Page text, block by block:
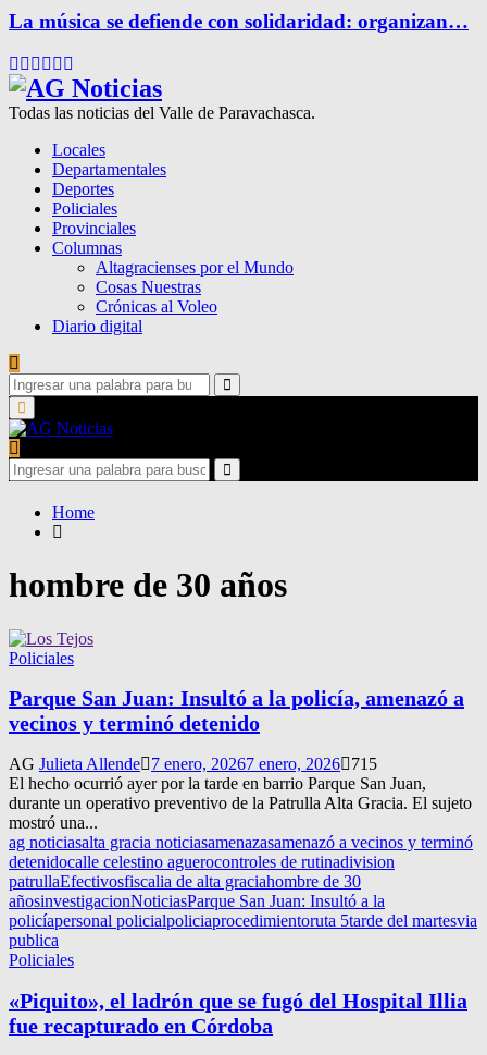
La música se defiende con solidaridad: organizan…
Facebook
Twitter
Instagram
Pinterest
Google
Todas las noticias del Valle de Paravachasca.
Locales
Departamentales
Deportes
Policiales
Provinciales
Columnas
Altagracienses por el Mundo
Cosas Nuestras
Crónicas al Voleo
Diario digital
Search
for:
Search
Primary
Menu
Search
for:
Search
Home
hombre de 30 años
Policiales
Parque San Juan: Insultó a la policía, amenazó a
vecinos y terminó detenido
AG Julieta Allende 7 enero, 20267 enero, 2026
715
El hecho ocurrió ayer por la tarde en barrio Parque San Juan,
durante un operativo preventivo de la Patrulla Alta Gracia. El sujeto
mostró una...
ag noticiasalta gracia noticiasamenazasamenazó a vecinos y terminó
detenidocalle celestino aguerocontroles de rutinadivision
patrullaEfectivosfiscalia de alta graciahombre de 30
añosinvestigacionNoticiasParque San Juan: Insultó a la
policíapersonal policialpoliciaprocedimientoruta 5tarde del martesvia
publica
Policiales
«Piquito», el ladrón que se fugó del Hospital Illia
fue recapturado en Córdoba